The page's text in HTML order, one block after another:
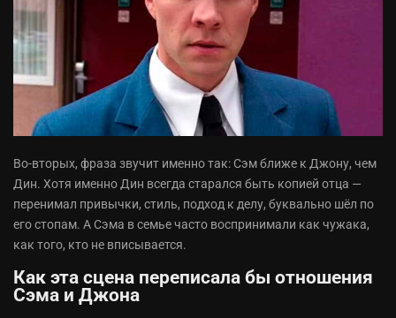
Во-вторых, фраза звучит именно так: Сэм ближе к Джону, чем
Дин. Хотя именно Дин всегда старался быть копией отца —
перенимал привычки, стиль, подход к делу, буквально шёл по
его стопам. А Сэма в семье часто воспринимали как чужака,
как того, кто не вписывается.
Как эта сцена переписала бы отношения
Сэма и Джона